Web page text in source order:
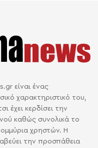
είναι ένας
χαρακτηριστικό του,
έχει κερδίσει την
καθώς συνολικά το
χρηστών. Η
την προσπάθεια